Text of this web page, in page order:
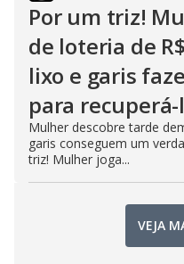
Por um triz!
de loteria de
lixo e garis
para
Mulher descobre tarde
garis conseguem um
triz! Mulher joga...
VEJA